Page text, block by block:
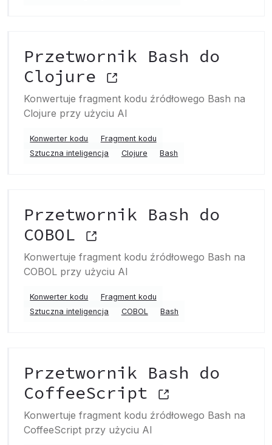
Przetwornik Bash do
Clojure
Konwertuje fragment kodu źródłowego Bash na
Clojure przy użyciu AI
Konwerter kodu
Fragment kodu
Sztuczna inteligencja
Clojure Bash
Przetwornik Bash do
COBOL
Konwertuje fragment kodu źródłowego Bash na
COBOL przy użyciu AI
Konwerter kodu
Fragment kodu
Sztuczna inteligencja
COBOL Bash
Przetwornik Bash do
CoffeeScript
Konwertuje fragment kodu źródłowego Bash na
CoffeeScript przy użyciu AI